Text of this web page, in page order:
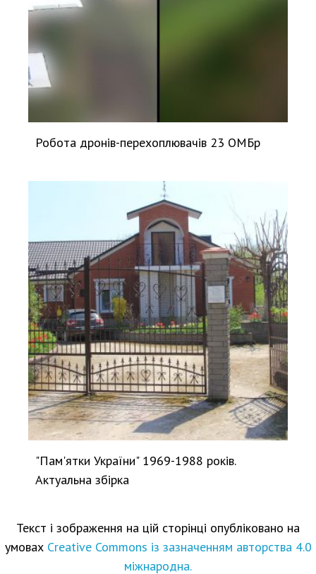
Робота дронів-перехоплювачів 23 ОМБр
"Пам'ятки України" 1969-1988 років.
Актуальна збірка
Текст і зображення на цій сторінці опубліковано на
умовах Creative Commons із зазначенням авторства 4.0
міжнародна.